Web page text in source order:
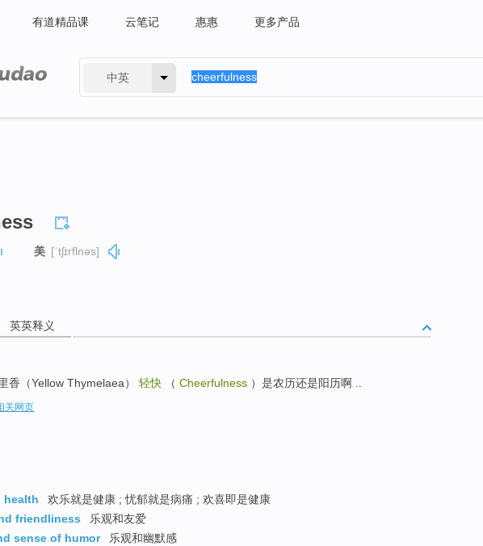
有道精品课 云笔记 惠惠 更多产品
中英
美 [ˈtʃɪrflnəs]
英英释义
香（Yellow Thymelaea） 轻快 （ Cheerfulness ）是农历还是阳历啊 ..
关网页
health
欢乐就是健康 ; 忧郁就是病痛 ; 欢喜即是健康
friendliness
乐观和友爱
sense of humor
乐观和幽默感